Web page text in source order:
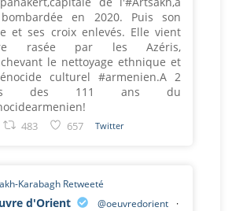
en 2020. Puis son
et ses croix enlevés. Elle vient
rasée par les Azéris,
le nettoyage ethnique et
culturel #armenien.A 2
des 111 ans du
483 657 Twitter
Karabagh Retweeté
d'Orient @oeuvredorient
·